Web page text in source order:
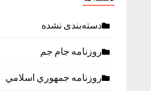
دسته‌بندی نشده
روزنامه جام جم
روزنامه جمهوري اسلامي